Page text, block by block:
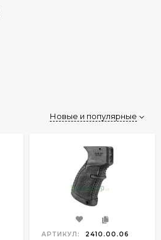
Новые и популярные
АРТИКУЛ: 2410.00.06